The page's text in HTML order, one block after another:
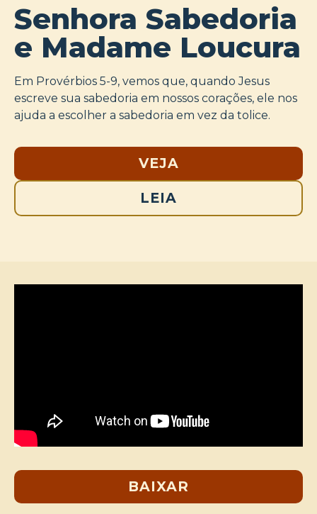
Senhora Sabedoria
e Madame Loucura
Em Provérbios 5-9, vemos que, quando Jesus
escreve sua sabedoria em nossos corações, ele nos
ajuda a escolher a sabedoria em vez da tolice.
VEJA
LEIA
BAIXAR